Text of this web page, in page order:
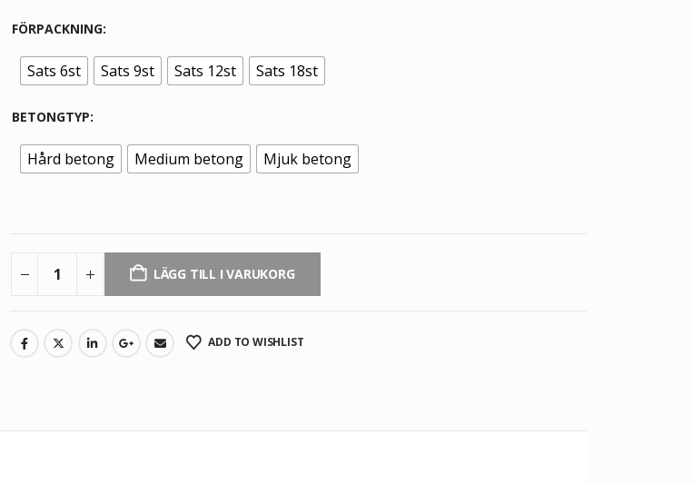
FÖRPACKNING
Sats 6st Sats 9st Sats 12st Sats 18st
BETONGTYP
Hård betong Medium betong Mjuk betong
LÄGG TILL I VARUKORG
ADD TO WISHLIST